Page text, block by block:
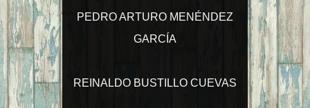
PEDRO ARTURO MENÉNDEZ
GARCÍA
REINALDO BUSTILLO CUEVAS